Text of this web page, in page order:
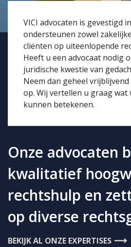
VICI advocaten is gevestigd
ondersteunen zowel
cliënten op uiteenlopende
Heeft u een advocaat nodig
juridische kwestie van
Neem dan geheel
op. Wij vertellen u graag wat
kunnen betekenen.
Onze advocaten
kwalitatief
rechtshulp en
op diverse
BEKIJK AL ONZE EXPERTISES